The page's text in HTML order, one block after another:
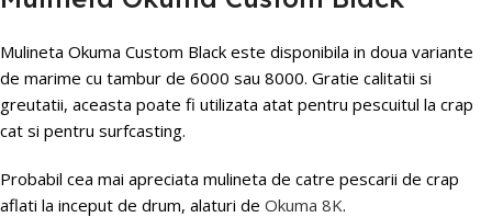
Mulineta Okuma Custom Black este disponibila in doua variante
de marime cu tambur de 6000 sau 8000. Gratie calitatii si
greutatii, aceasta poate fi utilizata atat pentru pescuitul la crap
cat si pentru surfcasting.
Probabil cea mai apreciata mulineta de catre pescarii de crap
aflati la inceput de drum, alaturi de Okuma 8K.